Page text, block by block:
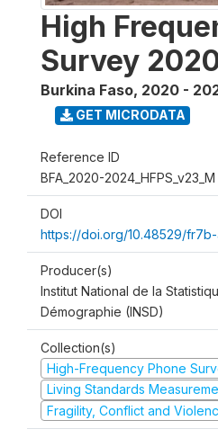
High
Survey
Burkina Faso, 2020 -
GET MICRODATA
Reference ID
BFA_2020-2024_HFPS_v23_M
DOI
https://doi.org/10.48529/
Producer(s)
Institut National de la
Démographie (INSD)
Collection(s)
High-Frequency Phone
Living Standards
Fragility, Conflict and